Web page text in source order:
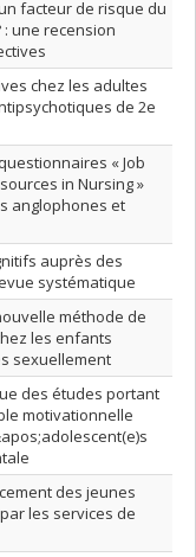
facteur de risque du
une recension
chez les adultes
de 2e
« Job
in Nursing »
anglophones et
auprès des
systématique
méthode de
les enfants
sexuellement
des études portant
motivationnelle
des jeunes
les services de